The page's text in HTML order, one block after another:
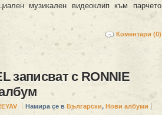
музикален видеоклип към парчето
Коментари (0)
записват с RONNIE
Намира се в Български, Нови албуми